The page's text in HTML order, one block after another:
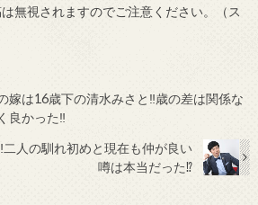
無視されますのでご注意ください。（ス
嫁は16歳下の清水みさと‼歳の差は関係な
良かった‼
人の馴れ初めと現在も仲が良い
噂は本当だった⁉